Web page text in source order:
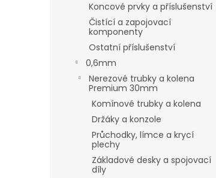
Koncové prvky a příslušenství
Čistící a zapojovací
komponenty
Ostatní příslušenství
0,6mm
Nerezové trubky a kolena
Premium 30mm
Komínové trubky a kolena
Držáky a konzole
Průchodky, límce a krycí
plechy
Základové desky a spojovací
díly